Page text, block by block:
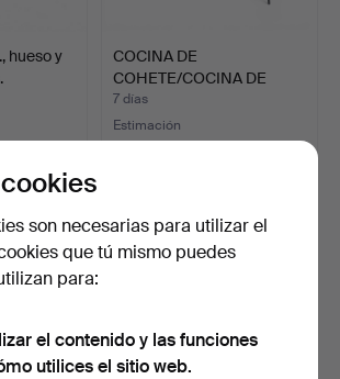
hueso y
COCINA DE
COHETE/COCINA DE
CAMPING. Ostove…
7 días
Estimación
son necesarias para utilizar el
que tú mismo puedes
para:
el contenido y las funciones
utilices el sitio web.